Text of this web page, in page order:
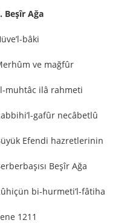
Beşîr Ağa
bâki
ve mağfûr
muhtâc ilâ rahmeti
gafûr necâbetlû
Efendi hazretlerinin
Beşîr Ağa
bi-hurmeti’l-fâtiha
1211